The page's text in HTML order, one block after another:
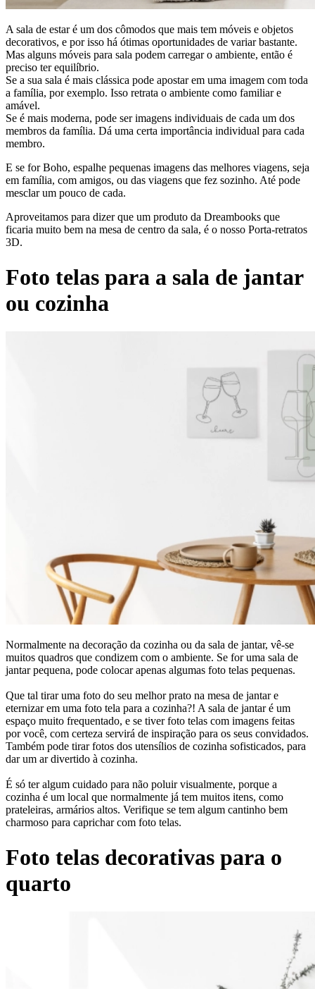
A sala de estar é um dos cômodos que mais tem móveis e objetos
decorativos, e por isso há ótimas oportunidades de variar bastante.
Mas alguns móveis para sala podem carregar o ambiente, então é
preciso ter equilíbrio.
Se a sua sala é mais clássica pode apostar em uma imagem com toda
a família, por exemplo. Isso retrata o ambiente como familiar e
amável.
Se é mais moderna, pode ser imagens individuais de cada um dos
membros da família. Dá uma certa importância individual para cada
membro.
E se for Boho, espalhe pequenas imagens das melhores viagens, seja
em família, com amigos, ou das viagens que fez sozinho. Até pode
mesclar um pouco de cada.
Aproveitamos para dizer que um produto da Dreambooks que
ficaria muito bem na mesa de centro da sala, é o nosso Porta-retratos
3D.
Foto telas para a sala de jantar
ou cozinha
Normalmente na decoração da cozinha ou da sala de jantar, vê-se
muitos quadros que condizem com o ambiente. Se for uma sala de
jantar pequena, pode colocar apenas algumas foto telas pequenas.
Que tal tirar uma foto do seu melhor prato na mesa de jantar e
eternizar em uma foto tela para a cozinha?! A sala de jantar é um
espaço muito frequentado, e se tiver foto telas com imagens feitas
por você, com certeza servirá de inspiração para os seus convidados.
Também pode tirar fotos dos utensílios de cozinha sofisticados, para
dar um ar divertido à cozinha.
É só ter algum cuidado para não poluir visualmente, porque a
cozinha é um local que normalmente já tem muitos itens, como
prateleiras, armários altos. Verifique se tem algum cantinho bem
charmoso para caprichar com foto telas.
Foto telas decorativas para o
quarto